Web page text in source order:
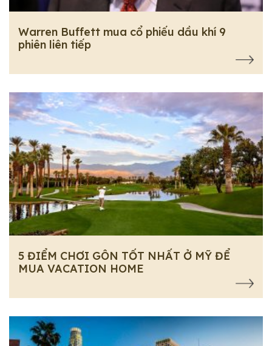
Warren Buffett mua cổ phiếu dầu khí 9
phiên liên tiếp
5 ĐIỂM CHƠI GÔN TỐT NHẤT Ở MỸ ĐỂ
MUA VACATION HOME